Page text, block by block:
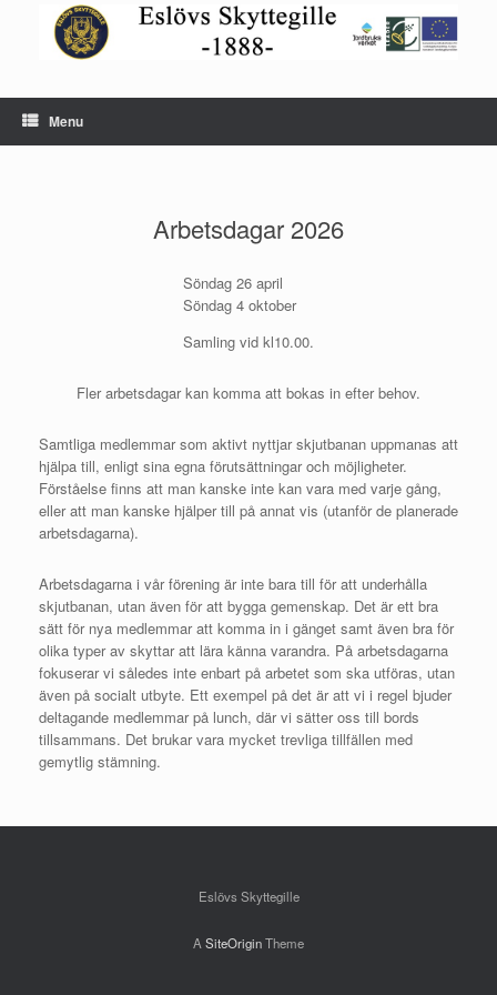
Menu
Arbetsdagar 2026
Söndag 26 april
Söndag 4 oktober
Samling vid kl10.00.
Fler arbetsdagar kan komma att bokas in efter behov.
Samtliga medlemmar som aktivt nyttjar skjutbanan uppmanas att
hjälpa till, enligt sina egna förutsättningar och möjligheter.
Förståelse finns att man kanske inte kan vara med varje gång,
eller att man kanske hjälper till på annat vis (utanför de planerade
arbetsdagarna).
Arbetsdagarna i vår förening är inte bara till för att underhålla
skjutbanan, utan även för att bygga gemenskap. Det är ett bra
sätt för nya medlemmar att komma in i gänget samt även bra för
olika typer av skyttar att lära känna varandra. På arbetsdagarna
fokuserar vi således inte enbart på arbetet som ska utföras, utan
även på socialt utbyte. Ett exempel på det är att vi i regel bjuder
deltagande medlemmar på lunch, där vi sätter oss till bords
tillsammans. Det brukar vara mycket trevliga tillfällen med
gemytlig stämning.
Eslövs Skyttegille
ASiteOriginTheme